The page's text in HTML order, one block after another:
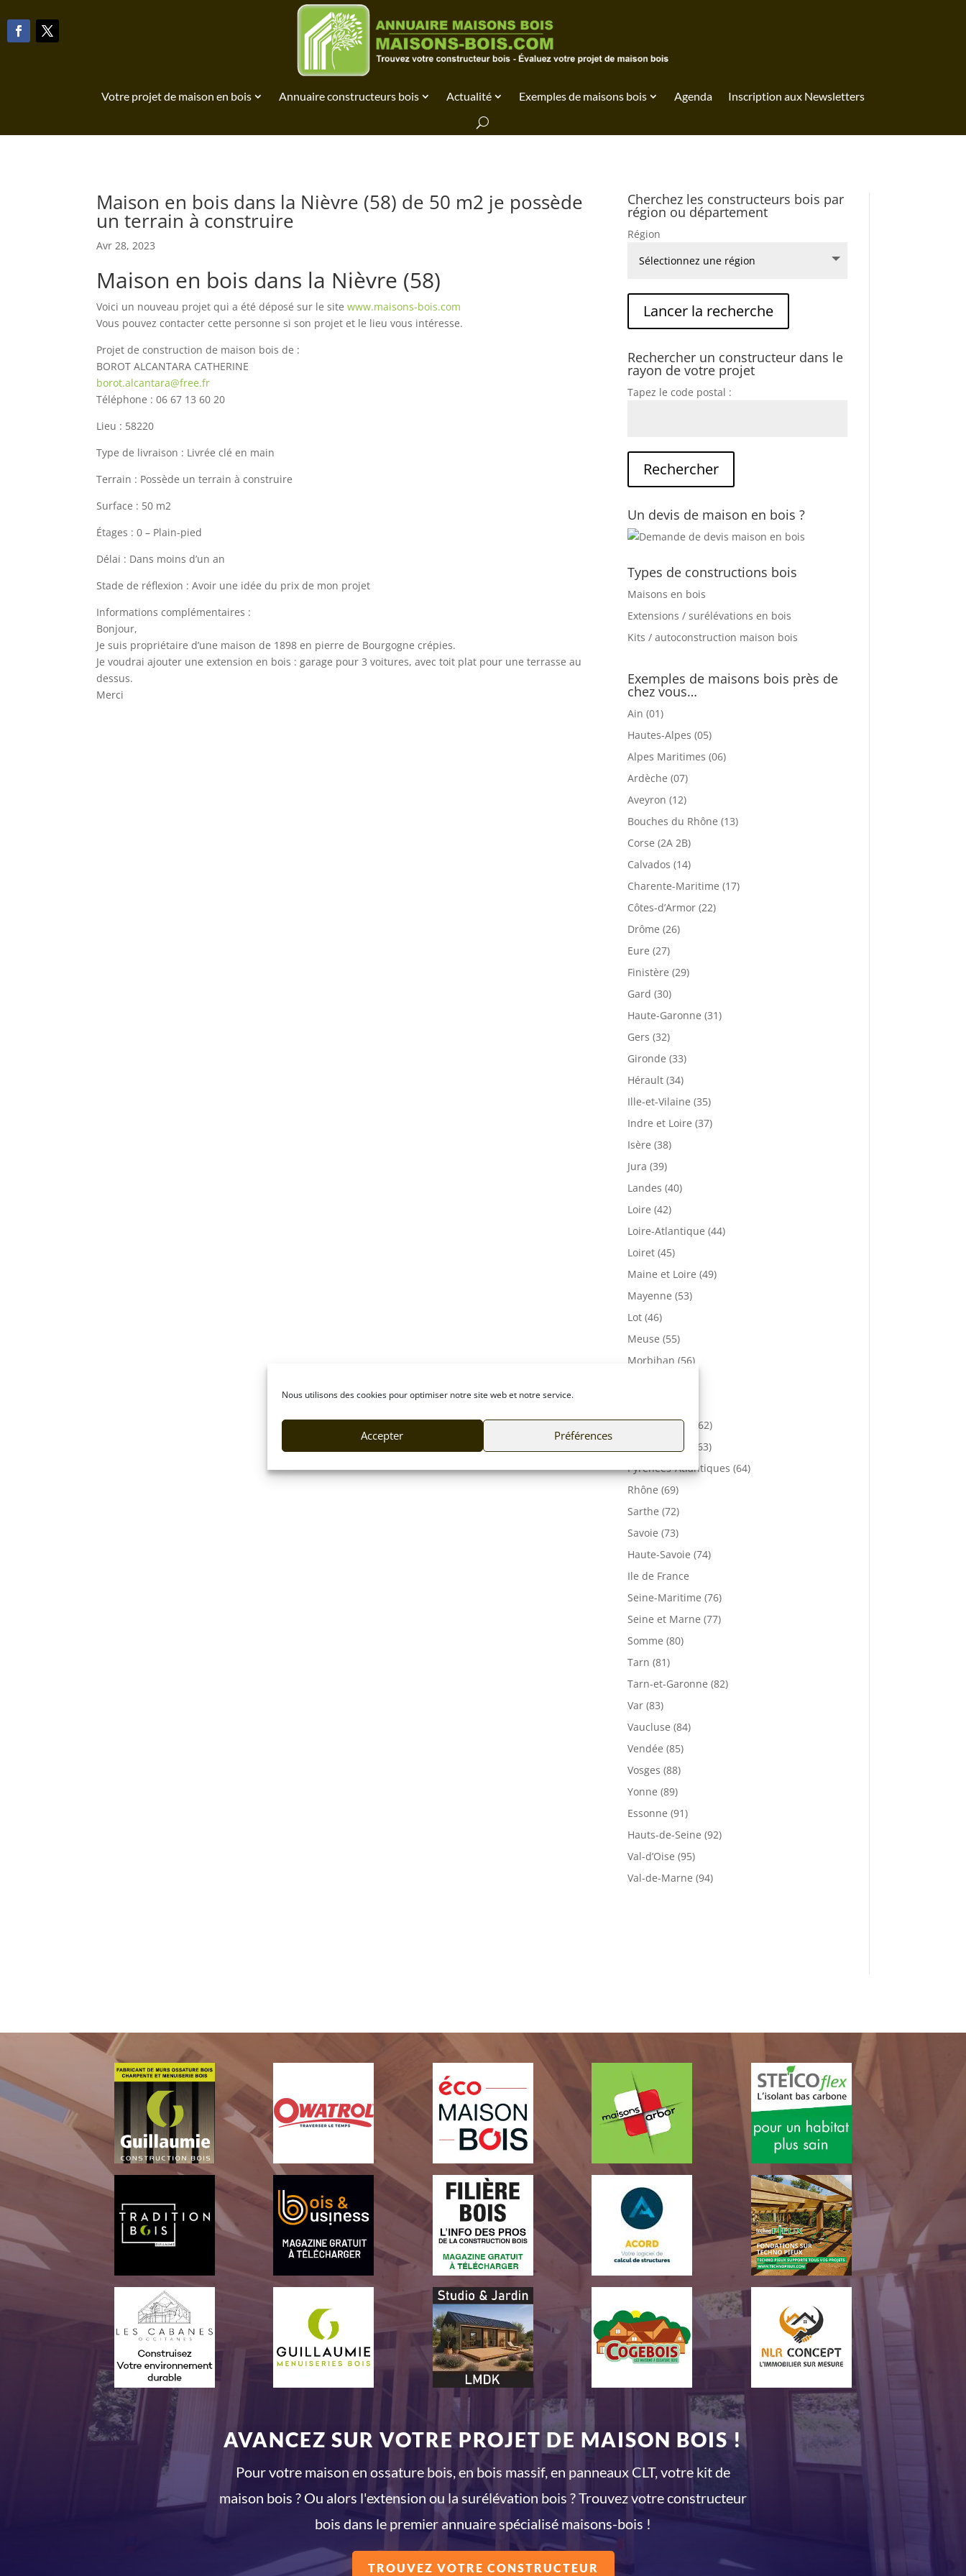
Nous utilisons des cookies pour optimiser notre site web et notre service.
Accepter Préférences
Votre projet de maison en bois Annuaire constructeurs bois Actualité Exemples de maisons bois Agenda Inscription aux Newsletters
Maison en bois dans la Nièvre (58) de 50 m2 je possède
un terrain à construire
Avr 28, 2023
Maison en bois dans la Nièvre (58)
Voici un nouveau projet qui a été déposé sur le sitewww.maisons-bois.com
Vous pouvez contacter cette personne si son projet et le lieu vous intéresse.
Projet de construction de maison bois de :
BOROT ALCANTARA CATHERINE
borot.alcantara@free.fr
Téléphone : 06 67 13 60 20
Lieu : 58220
Type de livraison : Livrée clé en main
Terrain : Possède un terrain à construire
Surface : 50 m2
Étages : 0 – Plain-pied
Délai : Dans moins d’un an
Stade de réflexion : Avoir une idée du prix de mon projet
Informations complémentaires :
Bonjour,
Je suis propriétaire d’une maison de 1898 en pierre de Bourgogne crépies.
Je voudrai ajouter une extension en bois : garage pour 3 voitures, avec toit plat pour une terrasse au
dessus.
Merci
Cherchez les constructeurs bois par
région ou département
Région
Rechercher un constructeur dans le
rayon de votre projet
Tapez le code postal :
Un devis de maison en bois ?
Types de constructions bois
Maisons en bois
Extensions / surélévations en bois
Kits / autoconstruction maison bois
Exemples de maisons bois près de
chez vous…
Ain (01)
Hautes-Alpes (05)
Alpes Maritimes (06)
Ardèche (07)
Aveyron (12)
Bouches du Rhône (13)
Corse (2A 2B)
Calvados (14)
Charente-Maritime (17)
Côtes-d’Armor (22)
Drôme (26)
Eure (27)
Finistère (29)
Gard (30)
Haute-Garonne (31)
Gers (32)
Gironde (33)
Hérault (34)
Ille-et-Vilaine (35)
Indre et Loire (37)
Isère (38)
Jura (39)
Landes (40)
Loire (42)
Loire-Atlantique (44)
Loiret (45)
Maine et Loire (49)
Mayenne (53)
Lot (46)
Meuse (55)
Morbihan (56)
Pas-de-Calais (62)
Puy De Dôme (63)
Pyrénées-Atlantiques (64)
Rhône (69)
Sarthe (72)
Savoie (73)
Haute-Savoie (74)
Ile de France
Seine-Maritime (76)
Seine et Marne (77)
Somme (80)
Tarn (81)
Tarn-et-Garonne (82)
Var (83)
Vaucluse (84)
Vendée (85)
Vosges (88)
Yonne (89)
Essonne (91)
Hauts-de-Seine (92)
Val-d’Oise (95)
Val-de-Marne (94)
AVANCEZ SUR VOTRE PROJET DE MAISON BOIS !
Pour votre maison en ossature bois, en bois massif, en panneaux CLT, votre kit de
maison bois ? Ou alors l'extension ou la surélévation bois ? Trouvez votre constructeur
bois dans le premier annuaire spécialisé maisons-bois !
TROUVEZ VOTRE CONSTRUCTEUR